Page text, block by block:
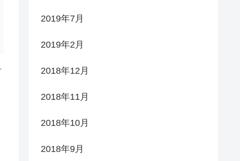
2019年7月
2019年2月
2018年12月
2018年11月
2018年10月
2018年9月